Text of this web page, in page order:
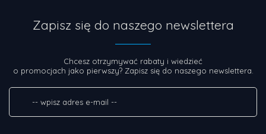
Zapisz się do naszego newslettera
Chcesz otrzymywać rabaty i wiedzieć
o promocjach jako pierwszy? Zapisz się do naszego newslettera.